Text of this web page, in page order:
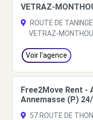
VETRAZ-
ROUTE DE
VETRAZ-
Voir l'agence
Free2Move Rent -
Annemasse (P)
57 ROUTE DE